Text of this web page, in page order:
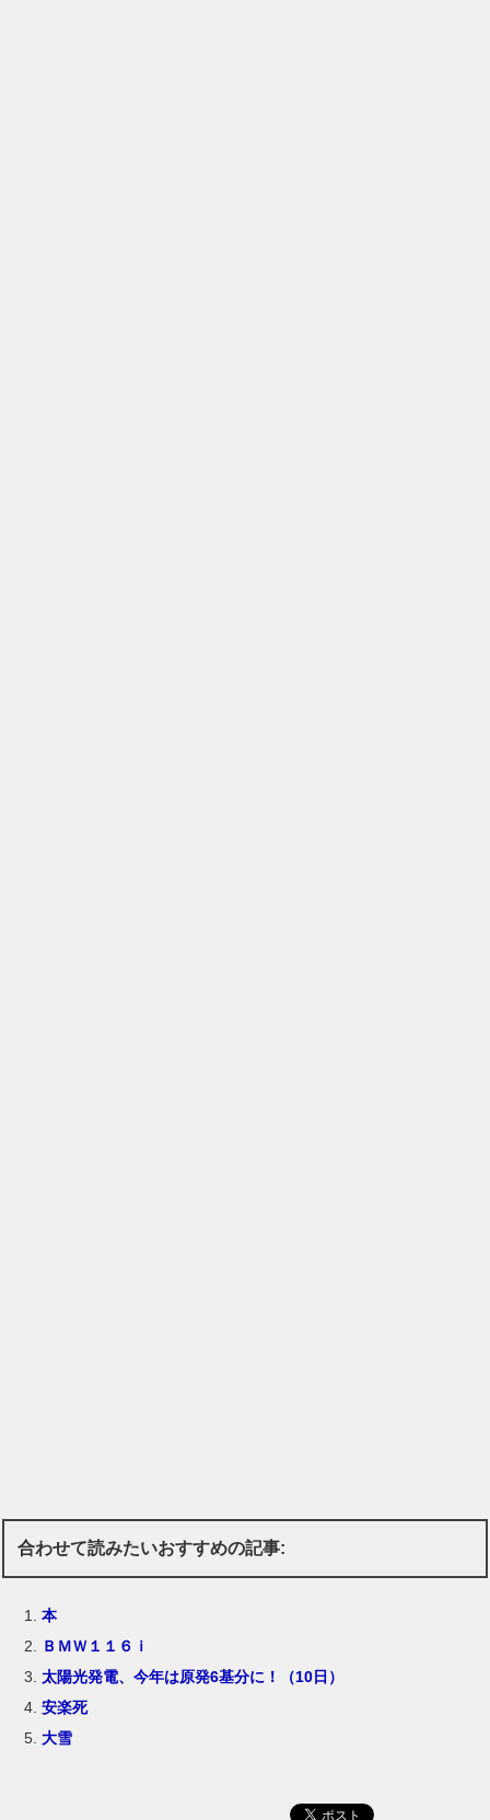
合わせて読みたいおすすめの記事:
本
ＢＭＷ１１６ｉ
太陽光発電、今年は原発6基分に！（10日）
安楽死
大雪